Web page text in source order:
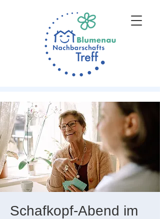
Schafkopf-Abend im